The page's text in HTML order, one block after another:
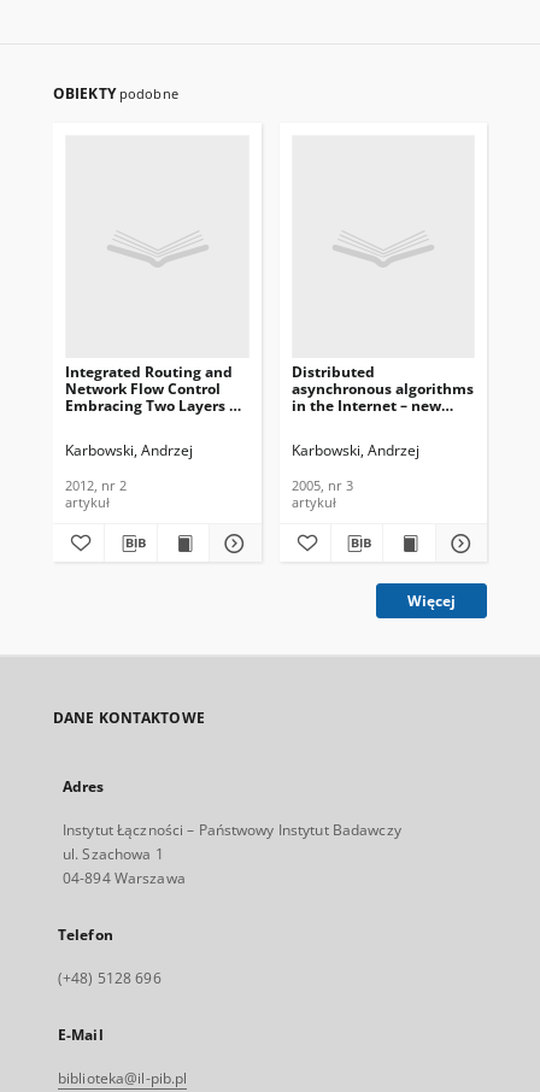
OBIEKTY podobne
Integrated Routing and
Network Flow Control
Embracing Two Layers of
Journal of
Information Technology,
2012, nr 2
Karbowski, Andrzej
2012, nr 2
artykuł
Distributed
asynchronous algorithms
in the Internet – new
of Telecommunications
Technology, 2005, nr 3
Karbowski, Andrzej
2005, nr 3
artykuł
Więcej
DANE KONTAKTOWE
Adres
Instytut Łączności – Państwowy Instytut Badawczy
ul. Szachowa 1
04-894 Warszawa
Telefon
(+48) 5128 696
E-Mail
biblioteka@il-pib.pl